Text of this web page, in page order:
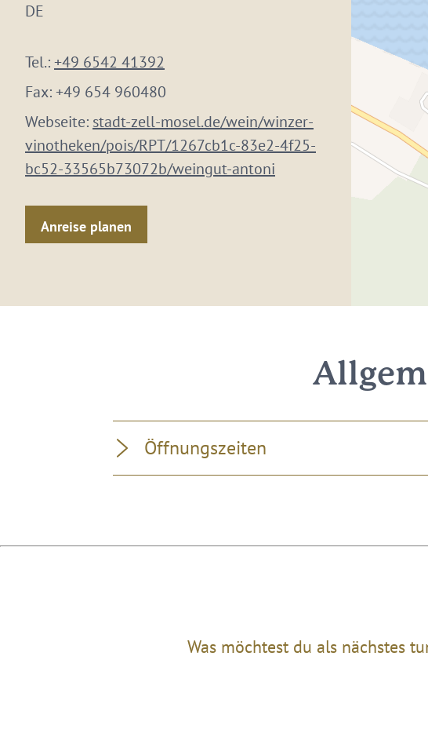
DE
Tel.:+49 6542 41392
Fax:+49 654 960480
Webseite: stadt-zell-mosel.de/wein/winzer-
vinotheken/pois/RPT/1267cb1c-83e2-4f25-
bc52-33565b73072b/weingut-antoni
Anreise planen
Öffnungszeiten
Was möchtest du als nächstes